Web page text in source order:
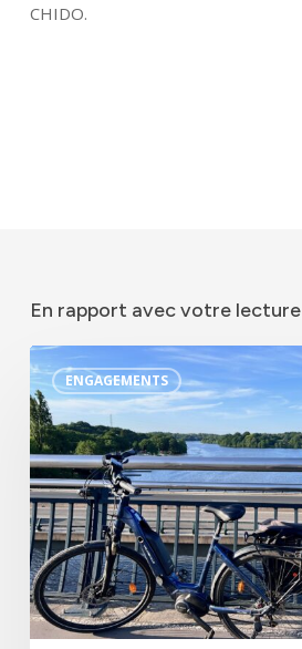
CHIDO.
En rapport avec votre lecture
ENGAGEMENTS
Les
actions
du
Groupe
en
2025